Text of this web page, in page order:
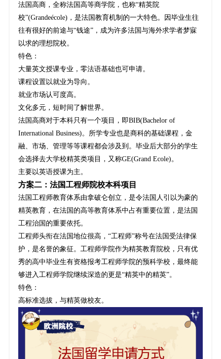
法国高商，全称法国高等商学院，也称“精英院
校”(Grandeécole)，是法国教育机制的一大特色。因毕业生往
往有很好的前途与“钱途”，成为许多法国与海外求学者梦寐
以求的理想院校。
特色：
大量英文授课专业，零法语基础也可申请。
课程设置以就业为导向。
就业市场认可度高。
文化多元，短时间了解世界。
法国高商对于本科只有一个项目，即BIB(Bachelor of
International Business)。所学专业也是商科的基础课程，金
融、市场、管理等等课程都会涉及到。毕业后大部分的学生
会选择去大学校精英类项目，又称GE(Grand Ecole)。
主要以英语授课为主。
方案二：法国工程师院校本科项目
法国工程师教育体系由拿破仑创立，是令法国人引以为豪的
精英教育，在法国的高等教育体系中占有重要位置，是法国
工程治国的重要依托。
工程师头衔在法国地位很高，“工程师”称号在法国受法律保
护，是名誉的象征。工程师学院作为精英教育院校，只有优
秀的高中毕业生有资格报考工程师学院的预科学校，最终能
够进入工程师学院继续深造的更是“精英中的精英”。
特色：
高标准选拔，与精英做校友。